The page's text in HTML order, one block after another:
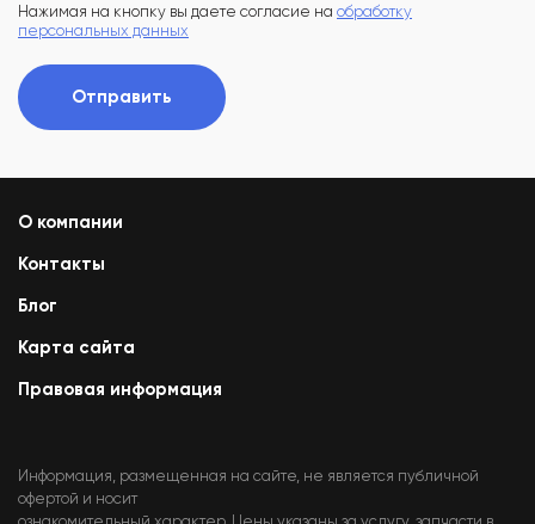
Нажимая на кнопку вы даете согласие на обработку
персональных данных
Отправить
О компании
Контакты
Блог
Карта сайта
Правовая информация
Информация, размещенная на сайте, не является публичной
офертой и носит